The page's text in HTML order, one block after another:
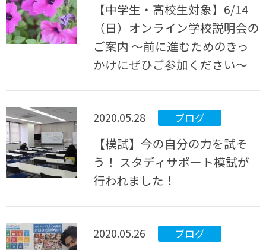
【中学生・高校生対象】6/14
（日）オンライン学校説明会の
ご案内 ～前に進むためのきっ
かけにぜひご参加ください～
2020.05.28 ブログ
【模試】今の自分の力を試そ
う！ スタディサポート模試が
行われました！
2020.05.26 ブログ